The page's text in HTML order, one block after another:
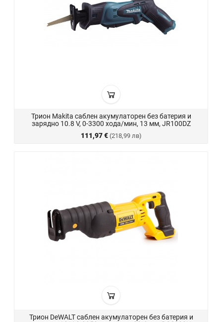
Трион Makita саблен акумулаторен без батерия и
зарядно 10.8 V, 0-3300 хода/мин, 13 мм, JR100DZ
111,97 € (218,99 лв)
Трион DeWALT саблен акумулаторен без батерия и